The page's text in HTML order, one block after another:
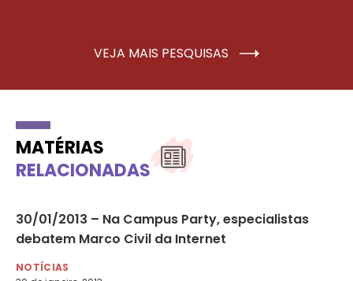
VEJA MAIS PESQUISAS
MATÉRIAS
RELACIONADAS
30/01/2013 – Na Campus Party, especialistas
debatem Marco Civil da Internet
NOTÍCIAS